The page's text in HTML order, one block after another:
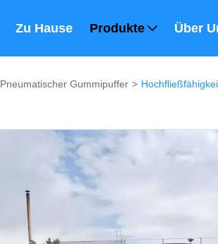
Zu Hause Produkte Über
Pneumatischer Gummipuffer >